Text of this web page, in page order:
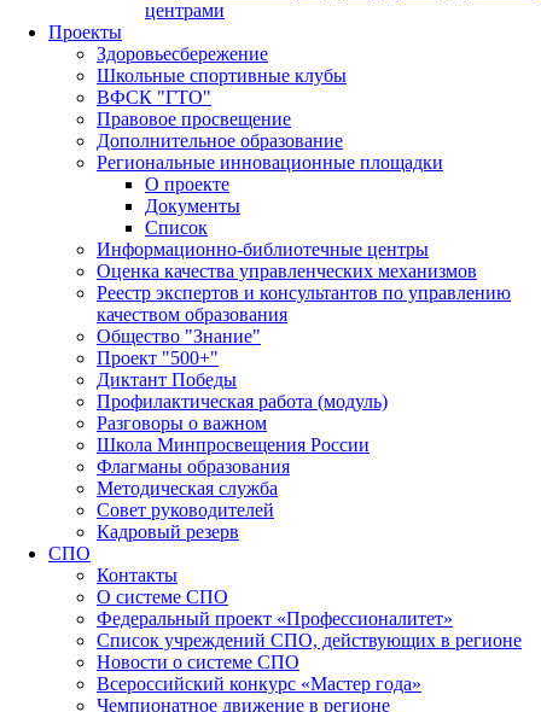
центрами
Проекты
Здоровьесбережение
Школьные спортивные клубы
ВФСК "ГТО"
Правовое просвещение
Дополнительное образование
Региональные инновационные площадки
О проекте
Документы
Список
Информационно-библиотечные центры
Оценка качества управленческих механизмов
Реестр экспертов и консультантов по управлению
качеством образования
Общество "Знание"
Проект "500+"
Диктант Победы
Профилактическая работа (модуль)
Разговоры о важном
Школа Минпросвещения России
Флагманы образования
Методическая служба
Совет руководителей
Кадровый резерв
СПО
Контакты
О системе СПО
Федеральный проект «Профессионалитет»
Список учреждений СПО, действующих в регионе
Новости о системе СПО
Всероссийский конкурс «Мастер года»
Чемпионатное движение в регионе